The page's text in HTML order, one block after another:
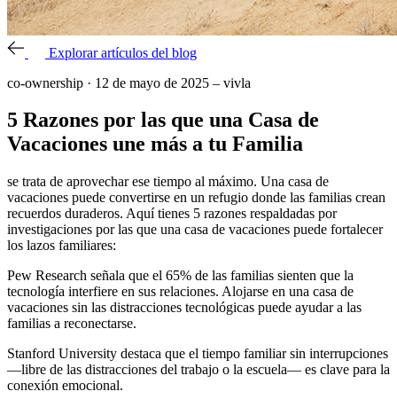
Explorar artículos del blog
co-ownership · 12 de mayo de 2025 – vivla
5 Razones por las que una Casa de
Vacaciones une más a tu Familia
se trata de aprovechar ese tiempo al máximo. Una casa de
vacaciones puede convertirse en un refugio donde las familias crean
recuerdos duraderos. Aquí tienes 5 razones respaldadas por
investigaciones por las que una casa de vacaciones puede fortalecer
los lazos familiares:
Pew Research señala que el 65% de las familias sienten que la
tecnología interfiere en sus relaciones. Alojarse en una casa de
vacaciones sin las distracciones tecnológicas puede ayudar a las
familias a reconectarse.
Stanford University destaca que el tiempo familiar sin interrupciones
—libre de las distracciones del trabajo o la escuela— es clave para la
conexión emocional.